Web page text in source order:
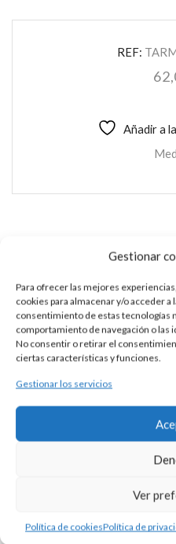
Gestionar
Para ofrecer las mejores
cookies para almacenar y/o acceder
consentimiento de estas tecnologías
comportamiento de navegación o las
No consentir o retirar el
ciertas características y funciones.
Gestionar los servicios
Ver
Política de cookiesPolítica de
REF:
Añadir a
ESCAPULARIO
nuestros talleres de Madrid,
características y precio
cualquier consulta contacte
DESCRIPCIÓN
Medalla escapulario de plata
del grabado no incluído.